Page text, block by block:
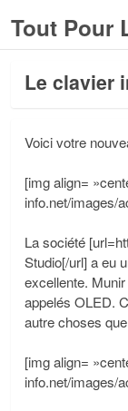
Tout Pour
Le clavier
Voici votre
[img align=
info.net/images/
La société
Studio[/url] a eu
excellente.
appelés OLED.
autre choses
[img align=
info.net/images/